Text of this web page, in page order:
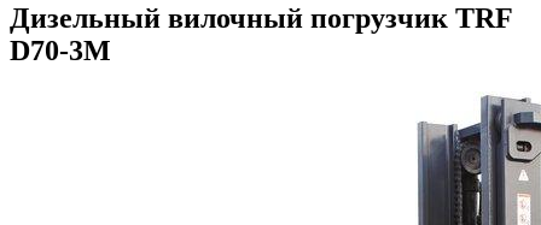
Дизельный вилочный погрузчик TRF
D70-3M